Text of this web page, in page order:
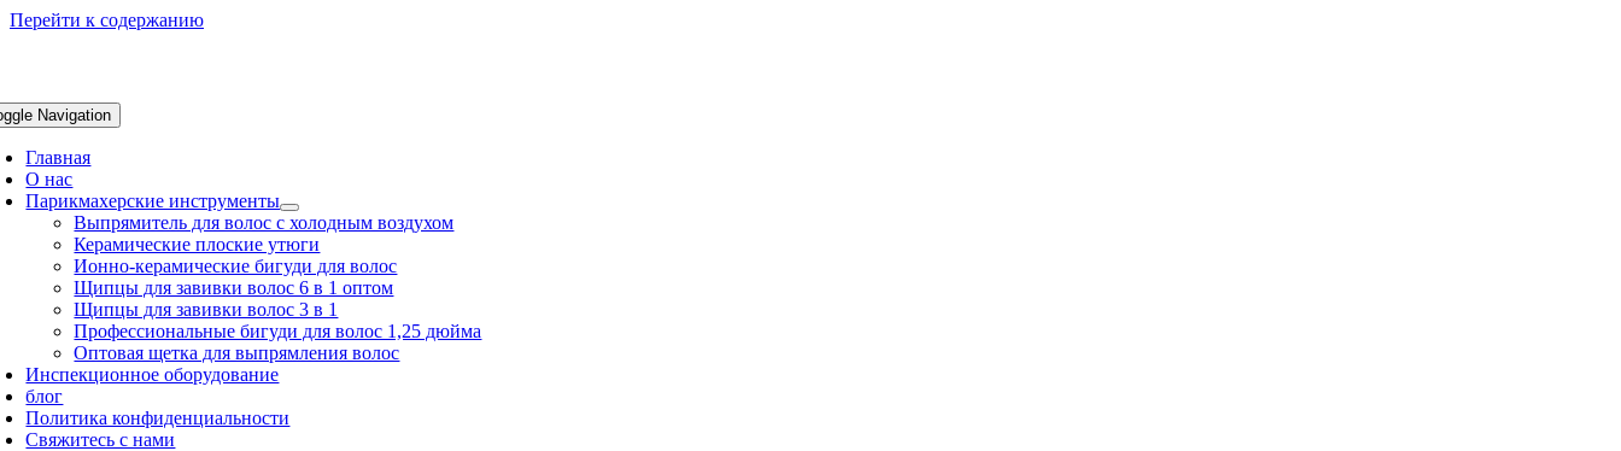
Перейти к содержанию
Navigation
Главная
О нас
Парикмахерские инструменты
Выпрямитель для волос с холодным воздухом
Керамические плоские утюги
Ионно-керамические бигуди для волос
Щипцы для завивки волос 6 в 1 оптом
Щипцы для завивки волос 3 в 1
Профессиональные бигуди для волос 1,25 дюйма
Оптовая щетка для выпрямления волос
Инспекционное оборудование
блог
Политика конфиденциальности
Свяжитесь с нами